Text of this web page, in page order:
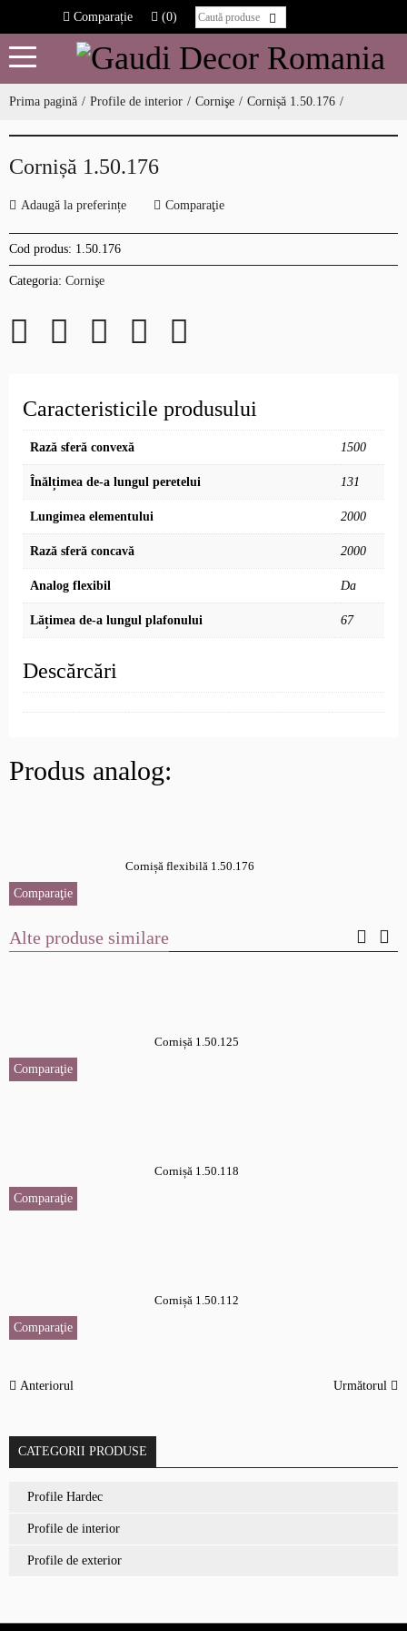
Comparație (0)
Prima pagină Profile de interior Cornişe Cornișă 1.50.176
Cornișă 1.50.176
Adaugă la preferințe Comparaţie
Cod produs: 1.50.176
Categoria: Cornişe
Caracteristicile produsului
Rază sferă convexă 1500
Înălțimea de-a lungul peretelui 131
Lungimea elementului 2000
Rază sferă concavă 2000
Analog flexibil Da
Lățimea de-a lungul plafonului 67
Descărcări
Produs analog:
Cornișă flexibilă 1.50.176
Comparaţie
Alte produse similare
Cornișă 1.50.125
Comparaţie
Cornișă 1.50.118
Comparaţie
Cornișă 1.50.112
Comparaţie
Anteriorul Următorul
CATEGORII PRODUSE
Profile Hardec
Profile de interior
Profile de exterior